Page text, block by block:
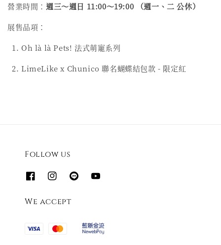
營業時間： 週三～週日 11:00～19:00 （週一、二 公休）
展售品項：
1. Oh là là Pets! 法式萌寵系列
2. LimeLike x Chunico 聯名蝴蝶結包款 - 限定紅
Follow us
We accept